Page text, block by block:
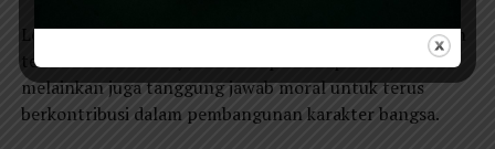
Lebih lanjut, Kapolres menegaskan bahwa penghargaan
tersebut bukan hanya bentuk apresiasi pribadi,
melainkan juga tanggung jawab moral untuk terus
berkontribusi dalam pembangunan karakter bangsa.